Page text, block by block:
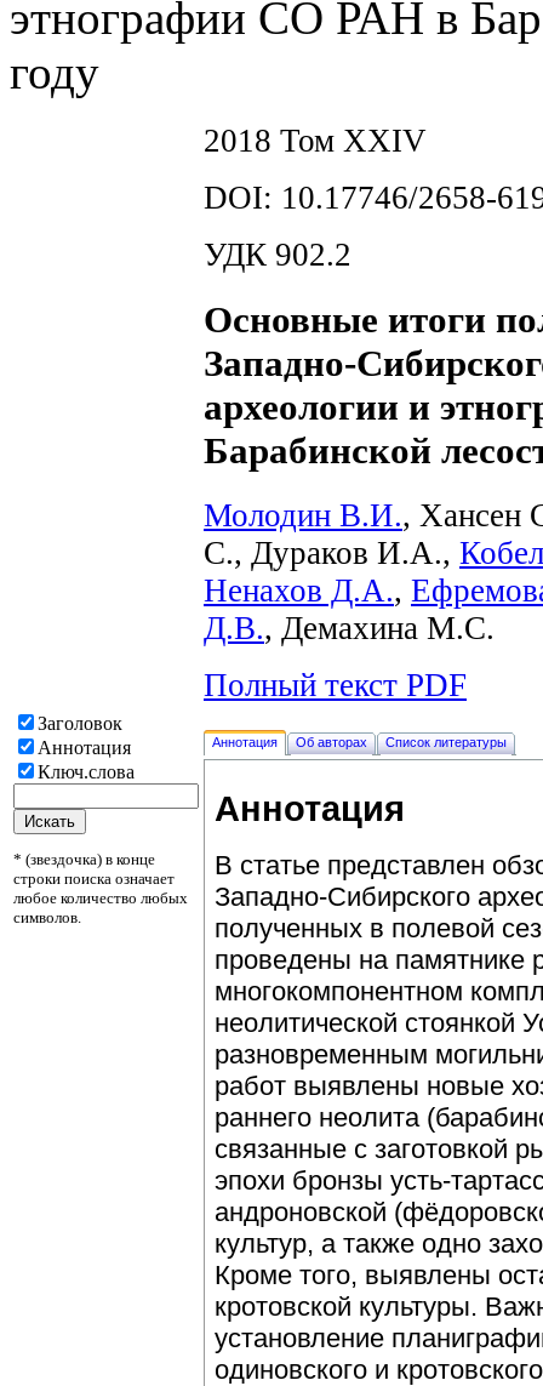
этнографии СО РАН в
году
Заголовок
Аннотация
Ключ.слова
* (звездочка) в конце
строки поиска означает
любое количество любых
символов.
2018 Том XXIV
DOI: 10.17746/2658-
УДК 902.2
Основные итоги
Западно-
археологии и
Барабинской
Молодин В.И., Хансен
С., Дураков И.А.,
Ненахов Д.А.,
Д.В., Демахина М.С.
Полный текст PDF
Аннотация Об авторах Список литературы
Аннотация
В статье представлен
Западно-Сибирского
полученных в полевой
проведены на памятнике
многокомпонентном
неолитической стоянкой
разновременным
работ выявлены новые
раннего неолита
связанные с заготовкой
эпохи бронзы усть-
андроновской
культур, а также одно
Кроме того, выявлены
кротовской культуры.
установление
одиновского и